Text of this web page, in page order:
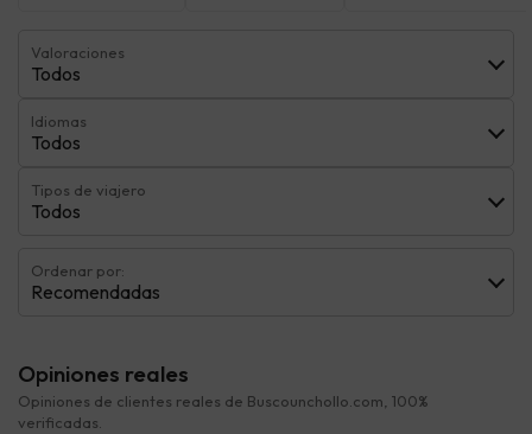
Valoraciones
Todos
Idiomas
Todos
Tipos de viajero
Todos
Ordenar por:
Recomendadas
Opiniones reales
Opiniones de clientes reales de Buscounchollo.com, 100%
verificadas.